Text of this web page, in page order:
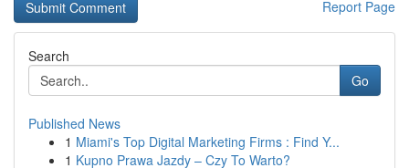
Report Page
Search
Go
Published News
1 Miami's Top Digital Marketing Firms : Find Y...
1 Kupno Prawa Jazdy – Czy To Warto?